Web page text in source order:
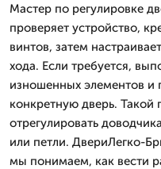
Мастер по регулировке
проверяет устройство,
винтов, затем
хода. Если требуется,
изношенных элементов и
конкретную дверь. Такой
отрегулировать
или петли. ДвериЛегко-
мы понимаем, как вести